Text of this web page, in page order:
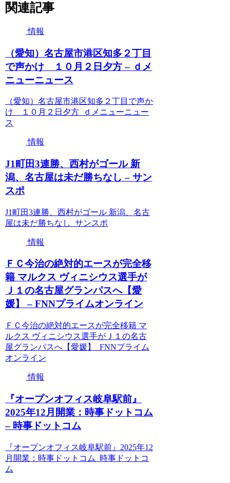
関連記事
情報
（愛知）名古屋市港区知多２丁目
で声かけ １０月２日夕方 – ｄメ
ニューニュース
（愛知）名古屋市港区知多２丁目で声か
け １０月２日夕方 ｄメニューニュー
ス
情報
J1町田3連勝、西村がゴール 新
潟、名古屋は未だ勝ちなし – サン
スポ
J1町田3連勝、西村がゴール 新潟、名古
屋は未だ勝ちなし サンスポ
情報
ＦＣ今治の絶対的エースが完全移
籍 マルクス ヴィニシウス選手が
Ｊ１の名古屋グランパスへ【愛
媛】 – FNNプライムオンライン
ＦＣ今治の絶対的エースが完全移籍 マ
ルクス ヴィニシウス選手がＪ１の名古
屋グランパスへ【愛媛】 FNNプライム
オンライン
情報
『オープンオフィス岐阜駅前』
2025年12月開業：時事ドットコム
– 時事ドットコム
『オープンオフィス岐阜駅前』2025年12
月開業：時事ドットコム 時事ドットコ
ム